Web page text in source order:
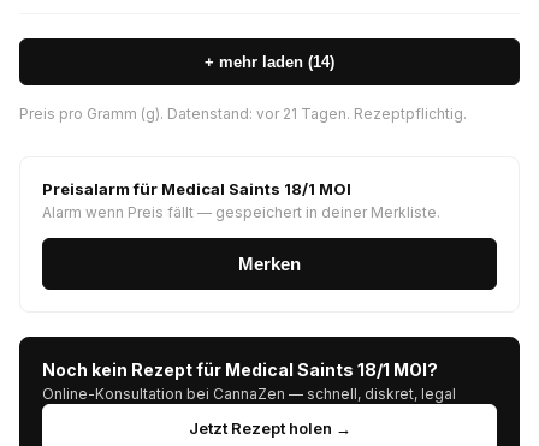
+ mehr laden (14)
Preis pro Gramm (g). Datenstand: vor 21 Tagen. Rezeptpflichtig.
Preisalarm für Medical Saints 18/1 MOI
Alarm wenn Preis fällt — gespeichert in deiner Merkliste.
Merken
Noch kein Rezept für Medical Saints 18/1 MOI?
Online-Konsultation bei CannaZen — schnell, diskret, legal
Jetzt Rezept holen →